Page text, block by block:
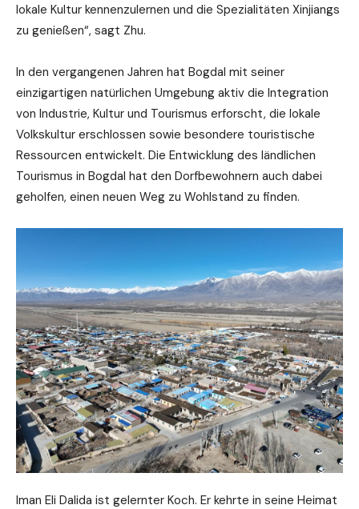
lokale Kultur kennenzulernen und die Spezialitäten Xinjiangs
zu genießen“, sagt Zhu.
In den vergangenen Jahren hat Bogdal mit seiner
einzigartigen natürlichen Umgebung aktiv die Integration
von Industrie, Kultur und Tourismus erforscht, die lokale
Volkskultur erschlossen sowie besondere touristische
Ressourcen entwickelt. Die Entwicklung des ländlichen
Tourismus in Bogdal hat den Dorfbewohnern auch dabei
geholfen, einen neuen Weg zu Wohlstand zu finden.
Iman Eli Dalida ist gelernter Koch. Er kehrte in seine Heimat